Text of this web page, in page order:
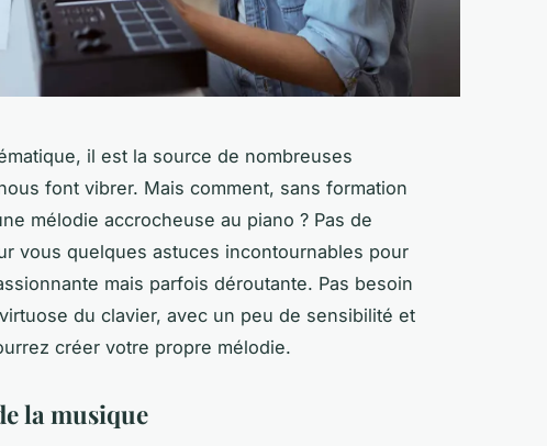
il est la source de nombreuses
font vibrer. Mais comment, sans formation
mélodie accrocheuse au piano ? Pas de
vous quelques astuces incontournables pour
mais parfois déroutante. Pas besoin
du clavier, avec un peu de sensibilité et
créer votre propre mélodie.
la musique